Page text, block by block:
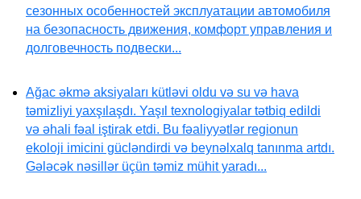
сезонных особенностей эксплуатации автомобиля
на безопасность движения, комфорт управления и
долговечность подвески...
Ağac əkmə aksiyaları kütləvi oldu və su və hava
təmizliyi yaxşılaşdı. Yaşıl texnologiyalar tətbiq edildi
və əhali fəal iştirak etdi. Bu fəaliyyətlər regionun
ekoloji imicini gücləndirdi və beynəlxalq tanınma artdı.
Gələcək nəsillər üçün təmiz mühit yaradı...